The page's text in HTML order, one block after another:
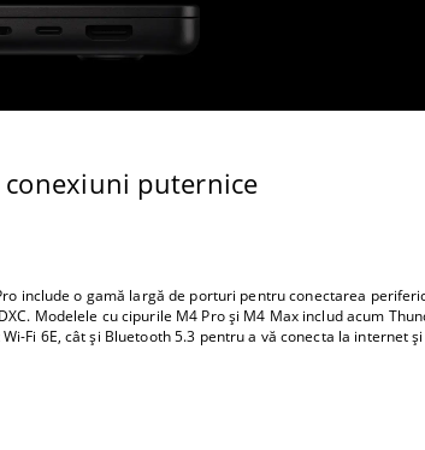
conexiuni puternice
o gamă largă de porturi pentru conectarea
Modelele cu cipurile M4 Pro și M4 Max includ acum
Fi 6E, cât și Bluetooth 5.3 pentru a vă conecta la internet